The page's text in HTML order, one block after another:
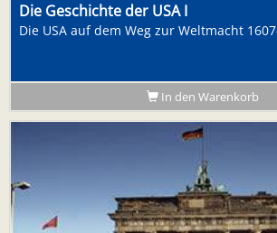
Die Geschichte der USA I
Die USA auf dem Weg zur Weltmacht
In den Warenkorb